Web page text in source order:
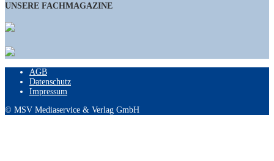
UNSERE FACHMAGAZINE
AGB
Datenschutz
Impressum
© MSV Mediaservice & Verlag GmbH